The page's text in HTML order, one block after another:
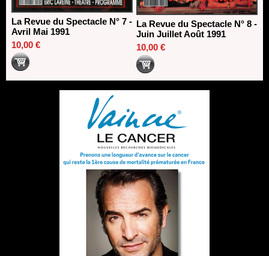
La Revue du Spectacle N° 7 -
Avril Mai 1991
10,00 €
La Revue du Spectacle N° 8 -
Juin Juillet Août 1991
10,00 €